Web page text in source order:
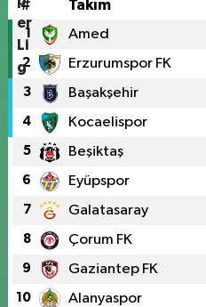
# Takım
1 Amed
2 Erzurumspor FK
3 Başakşehir
4 Kocaelispor
5 Beşiktaş
6 Eyüpspor
7 Galatasaray
8 Çorum FK
9 Gaziantep FK
10 Alanyaspor